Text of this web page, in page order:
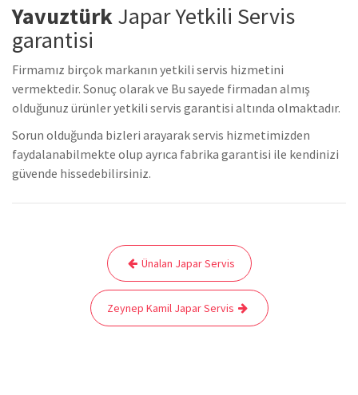
YavuztürkJapar Yetkili Servis
garantisi
Firmamız birçok markanın yetkili servis hizmetini
vermektedir. Sonuç olarak ve Bu sayede firmadan almış
olduğunuz ürünler yetkili servis garantisi altında olmaktadır.
Sorun olduğunda bizleri arayarak servis hizmetimizden
faydalanabilmekte olup ayrıca fabrika garantisi ile kendinizi
güvende hissedebilirsiniz.
Ünalan Japar Servis
Zeynep Kamil Japar Servis